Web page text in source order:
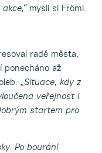
myslí si Fröml.
radě města,
až
„Situace, kdy z
veřejnost i
startem pro
Po bourání